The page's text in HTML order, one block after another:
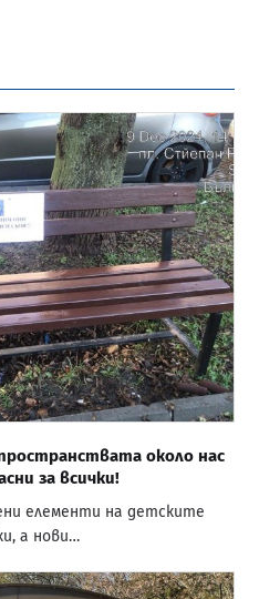
около нас
за всички!
елементи на детските
а нови…